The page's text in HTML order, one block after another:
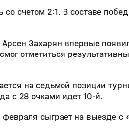
счетом 2:1. В составе
Арсен Захарян впервые
отметиться
на седьмой позиции
с 28 очками идет 10‑й.
сыграет на выезде